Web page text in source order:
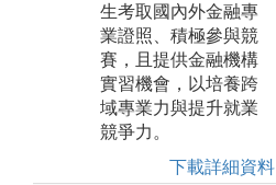
生考取國內外金融專
業證照、積極參與競
賽，且提供金融機構
實習機會，以培養跨
域專業力與提升就業
競爭力。
下載詳細資料